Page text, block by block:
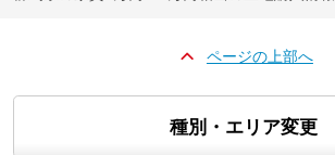
ページの上部へ
種別・エリア変更